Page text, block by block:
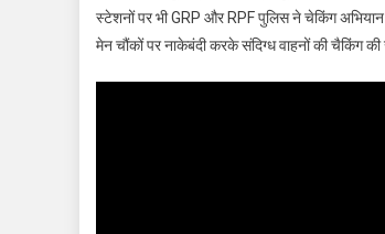
स्टेशनों पर भी GRP और RPF पुलिस ने चेकिंग
मेन चौंकों पर नाकेबंदी करके संदिग्ध वाहनों की चैकिंग